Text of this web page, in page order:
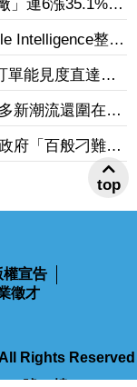
」連6漲35.1%
看到明年
Intelligence整合
撤了
單能見度直達
準備接棒
新潮流還圍在賴
府「百般刁難」
權宣告
徵才
Rights Reserved
top